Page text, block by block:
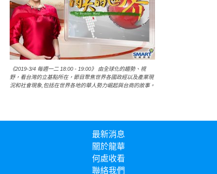
《2019-3/4 每週一二 18:00 - 19:00》 由全球化的趨勢、視
野，看台灣的立基點所在，節目聚焦世界各國政經以及產業現
況和社會現象,包括在世界各地的華人勢力崛起與台商的故事。
最新消息
關於龍華
何處收看
聯絡我們